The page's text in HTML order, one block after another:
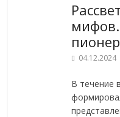
04.12.2024
В течение